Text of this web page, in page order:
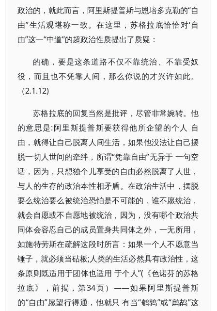
政治的，就此而言，阿里斯提普斯与恩培多克勒的“自
由”生活观堪称一致。在这里，苏格拉底恰恰对‘自
由”这一“中道”的超政治性质提出了质疑：
的确，要是这条道路不仅不靠统治、不靠受奴
役，而且也不凭靠人间，那么你说的才兴许如此。
（2.1.12)
苏格拉底的回复当然是批评，尽管非常婉转。他
的意思是:阿里斯提普斯要获得他所企望的个人 自
由，就得让自己脱离人间生活，如果他没法让自己摆
脱一切人世间的牵绊，所谓“凭靠自由”无异于 一句空
话，因为，只想独个儿享受的自由必然脱离了人世，
与人的生存的政治本性相矛盾。在政治生活中，摆脱
要么统治要么被统治恐怕是不可能的，谁不愿统治，
就会自愿或不自愿地被统治，因为，没有哪个政治共
同体会容忍自己的成员置身共同体之外，一无所用，
如施特劳斯在疏解这段时所言：如果一个人不愿意当
锤子，就必须当砧板;人类的生活必然具有政治性，这
条原则既适用于团体也适用 于个人”(《色诺芬的苏格
拉底》，前揭，第34页）——如果阿里斯提普斯
的“自由”愿望行得通，他就只 有当“鹌鹑”或“鹧鸪”这